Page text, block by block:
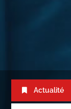
Actualité